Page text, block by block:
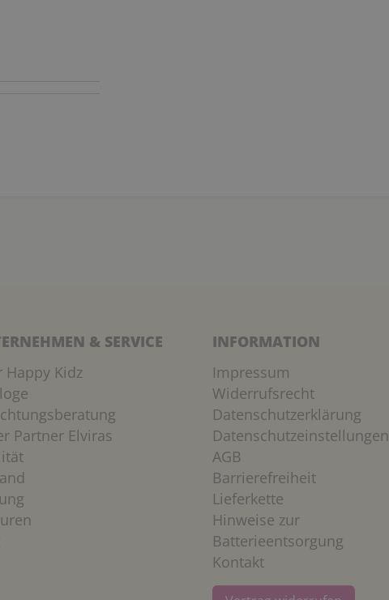
& SERVICE
Happy Kidz
Partner Elviras
INFORMATION
Impressum
Widerrufsrecht
Datenschutzerklärung
Datenschutzeinstellungen
AGB
Barrierefreiheit
Lieferkette
Hinweise zur
Batterieentsorgung
Kontakt